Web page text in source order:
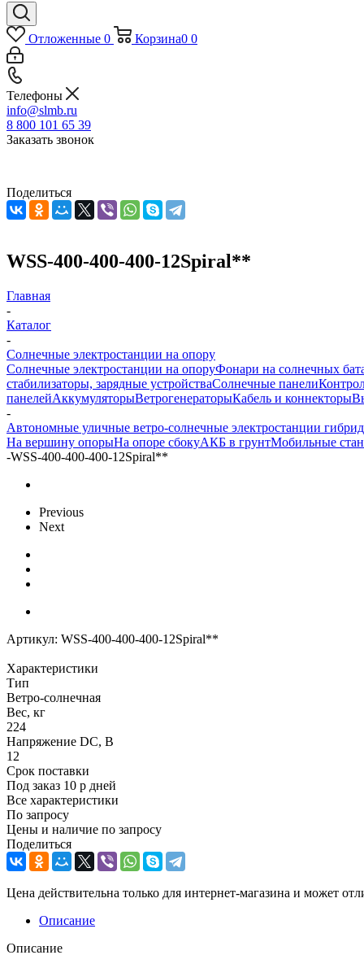
Отложенные 0 Корзина0 0
Телефоны
info@slmb.ru
8 800 101 65 39
Заказать звонок
Поделиться
WSS-400-400-400-12Spiral**
Главная
-
Каталог
-
Солнечные электростанции на опору
Солнечные электростанции на опоруФонари на солнечных
стабилизаторы, зарядные устройстваСолнечные панели
панелейАккумуляторыВетрогенераторыКабель и коннекторы
-
Автономные уличные ветро-солнечные электростанции
На вершину опорыНа опоре сбокуАКБ в грунтМобильные
-WSS-400-400-400-12Spiral**
Previous
Next
Артикул: WSS-400-400-400-12Spiral**
Характеристики
Тип
Ветро-солнечная
Вес, кг
224
Напряжение DC, В
12
Срок поставки
Под заказ 10 р дней
Все характеристики
По запросу
Цены и наличие по запросу
Поделиться
Цена действительна только для интернет-магазина и может
Описание
Описание